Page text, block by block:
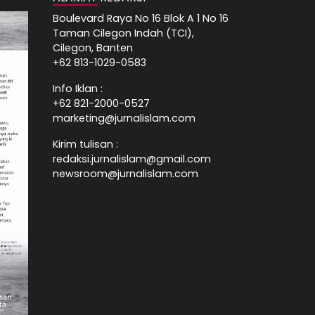
Boulevard Raya No 16 Blok A 1 No 16
Taman Cilegon Indah (TCI),
Cilegon, Banten
+62 813-1029-0583
Info Iklan :
+62 821-2000-0527
marketing@jurnalislam.com
Kirim tulisan :
redaksi.jurnalislam@gmail.com
newsroom@jurnalislam.com